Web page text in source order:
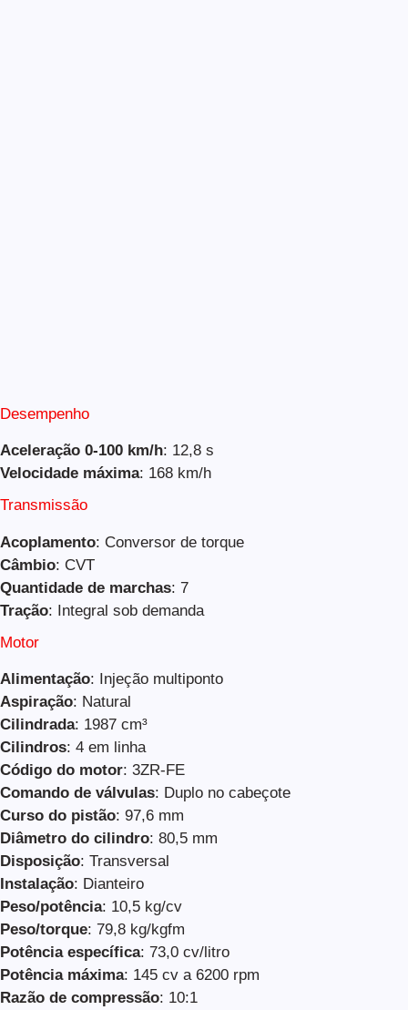
Desempenho
Aceleração 0-100 km/h: 12,8 s
Velocidade máxima: 168 km/h
Transmissão
Acoplamento: Conversor de torque
Câmbio: CVT
Quantidade de marchas: 7
Tração: Integral sob demanda
Motor
Alimentação: Injeção multiponto
Aspiração: Natural
Cilindrada: 1987 cm³
Cilindros: 4 em linha
Código do motor: 3ZR-FE
Comando de válvulas: Duplo no cabeçote
Curso do pistão: 97,6 mm
Diâmetro do cilindro: 80,5 mm
Disposição: Transversal
Instalação: Dianteiro
Peso/potência: 10,5 kg/cv
Peso/torque: 79,8 kg/kgfm
Potência específica: 73,0 cv/litro
Potência máxima: 145 cv a 6200 rpm
Razão de compressão: 10:1